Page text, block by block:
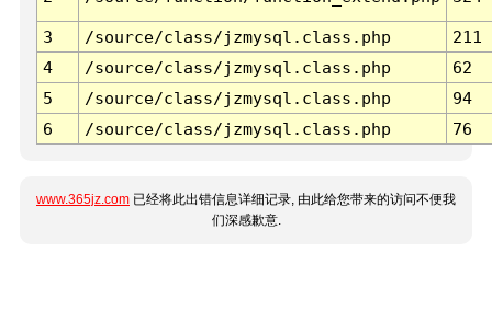
3 /source/class/jzmysql.class.php
211
4
/source/class/jzmysql.class.php
62
5
/source/class/jzmysql.class.php
94
6
/source/class/jzmysql.class.php 76
www.365jz.com 已经将此出错信息详细记录, 由此给您带来的访问不便我
们深感歉意.